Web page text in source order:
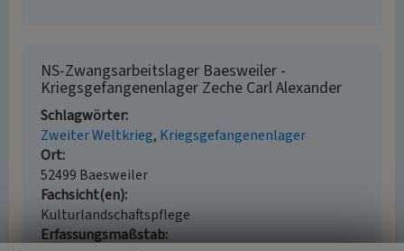
NS-Zwangsarbeitslager Baesweiler -
Kriegsgefangenenlager Zeche Carl Alexander
Schlagwörter
Zweiter Weltkrieg Kriegsgefangenenlager
Ort
52499 Baesweiler
Fachsicht(en)
Kulturlandschaftspflege
Erfassungsmaßstab